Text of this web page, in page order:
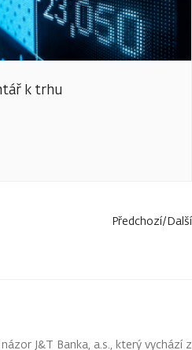
k trhu
Předchozí/Další
J&T Banka, a.s., který vychází z